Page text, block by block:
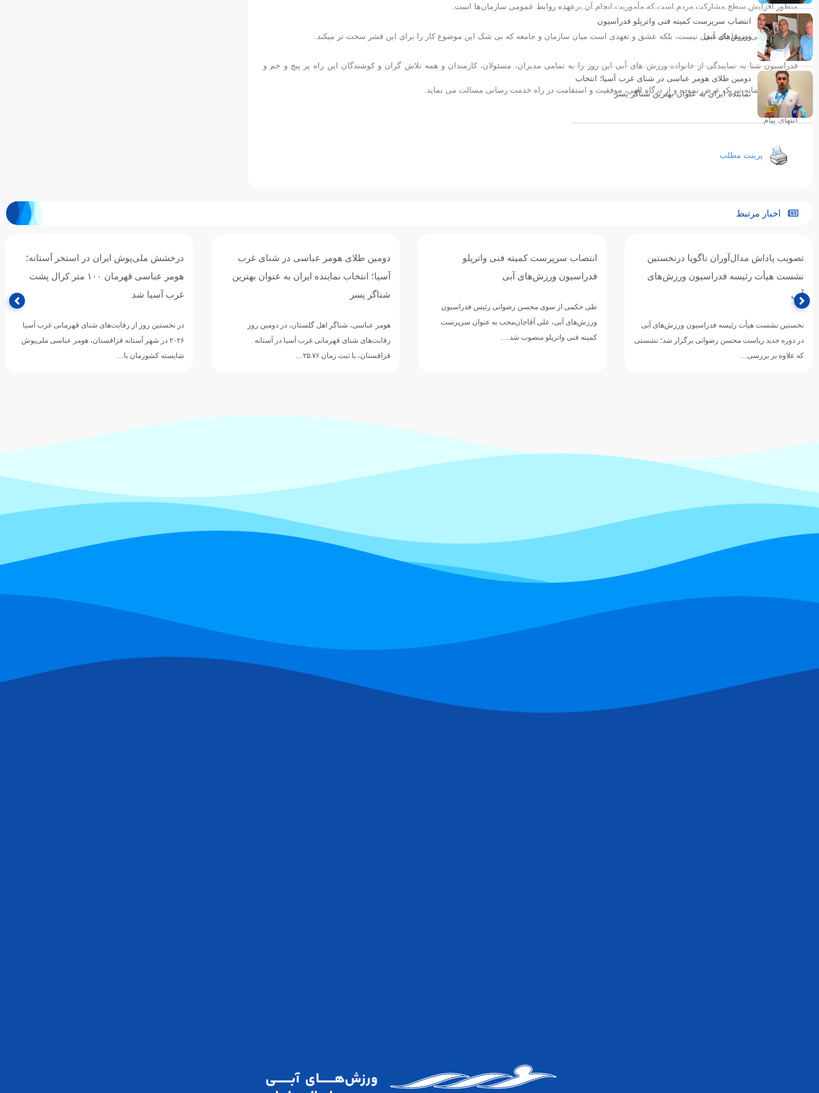
منظور افزایش سطح مشارکت مردم است که مأموریت انجام آن برعهده روابط‌ عمومی سازمان‌ها است.
روابط عمومی صرفا یک شغل نیست، بلکه عشق و تعهدی است میان سازمان و جامعه که بی شک این موضوع کار را برای این قشر سخت تر میکند.
فدراسیون شنا به نمایندگی از خانواده ورزش های آبی این روز را به تمامی مدیران، مسئولان، کارمندان و همه تلاش گران و کوشندگان این راه پر پیچ و خم و
دشوار، صمیمانه تبریک عرض نموده و از درگاه الهی، موفقیت و استقامت در راه خدمت رسانی مسالت می نماید.
انتهای پیام
پرینت مطلب
انتصاب سرپرست کمیته فنی واترپلو فدراسیون
ورزش‌های آبی
دومین طلای هومر عباسی در شنای غرب آسیا؛ انتخاب
نماینده ایران به عنوان بهترین شناگر پسر
اخبار مرتبط
تصویب پاداش مدال‌آوران ناگویا درنخستین
نشست هیأت رئیسه فدراسیون ورزش‌های
آبی
نخستین نشست هیأت رئیسه فدراسیون ورزش‌های آبی
در دوره جدید ریاست محسن رضوانی برگزار شد؛ نشستی
که علاوه بر بررسی…
انتصاب سرپرست کمیته فنی واترپلو
فدراسیون ورزش‌های آبی
طی حکمی از سوی محسن رضوانی رئیس فدراسیون
ورزش‌های آبی، علی آقاجان‌محب به عنوان سرپرست
کمیته فنی واترپلو منصوب شد.…
دومین طلای هومر عباسی در شنای غرب
آسیا؛ انتخاب نماینده ایران به عنوان بهترین
شناگر پسر
هومر عباسی، شناگر اهل گلستان، در دومین روز
رقابت‌های شنای قهرمانی غرب آسیا در آستانه
قزاقستان، با ثبت زمان ۲۵.۷۶…
درخشش ملی‌پوش ایران در استخر آستانه؛
هومر عباسی قهرمان ۱۰۰ متر کرال پشت
غرب آسیا شد
در نخستین روز از رقابت‌های شنای قهرمانی غرب آسیا
۲۰۲۶ در شهر آستانه قزاقستان، هومر عباسی ملی‌پوش
شایسته کشورمان با…